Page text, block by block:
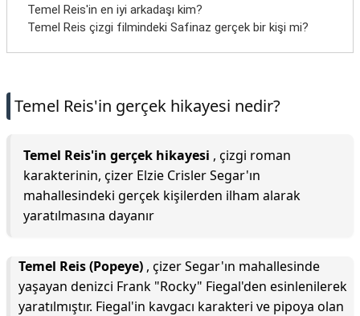
Temel Reis'in en iyi arkadaşı kim?
Temel Reis çizgi filmindeki Safinaz gerçek bir kişi mi?
Temel Reis'in gerçek hikayesi nedir?
Temel Reis'in gerçek hikayesi , çizgi roman
karakterinin, çizer Elzie Crisler Segar'ın
mahallesindeki gerçek kişilerden ilham alarak
yaratılmasına dayanır
Temel Reis (Popeye) , çizer Segar'ın mahallesinde
yaşayan denizci Frank "Rocky" Fiegal'den esinlenilerek
yaratılmıştır. Fiegal'in kavgacı karakteri ve pipoya olan